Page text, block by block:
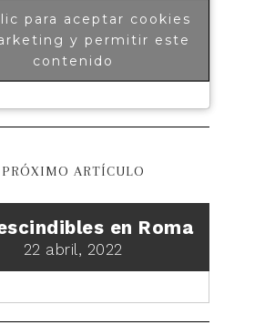
para aceptar cookies
y permitir este
contenido
PRÓXIMO ARTÍCULO
en Roma
22 abril, 2022